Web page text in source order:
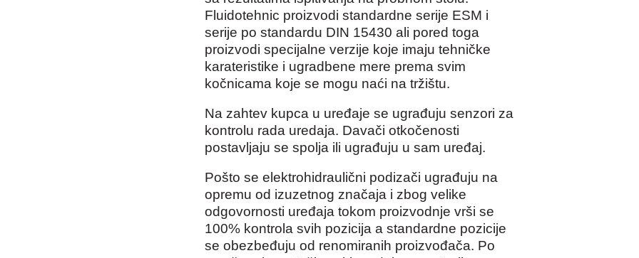
Fluidotehnic proizvodi standardne serije ESM i
serije po standardu DIN 15430 ali pored toga
proizvodi specijalne verzije koje imaju tehničke
karateristike i ugradbene mere prema svim
kočnicama koje se mogu naći na tržištu.
Na zahtev kupca u uređaje se ugrađuju senzori za
kontrolu rada uredaja. Davači otkočenosti
postavljaju se spolja ili ugrađuju u sam uređaj.
Pošto se elektrohidraulični podizači ugrađuju na
opremu od izuzetnog značaja i zbog velike
odgovornosti uređaja tokom proizvodnje vrši se
100% kontrola svih pozicija a standardne pozicije
se obezbeđuju od renomiranih proizvođača. Po